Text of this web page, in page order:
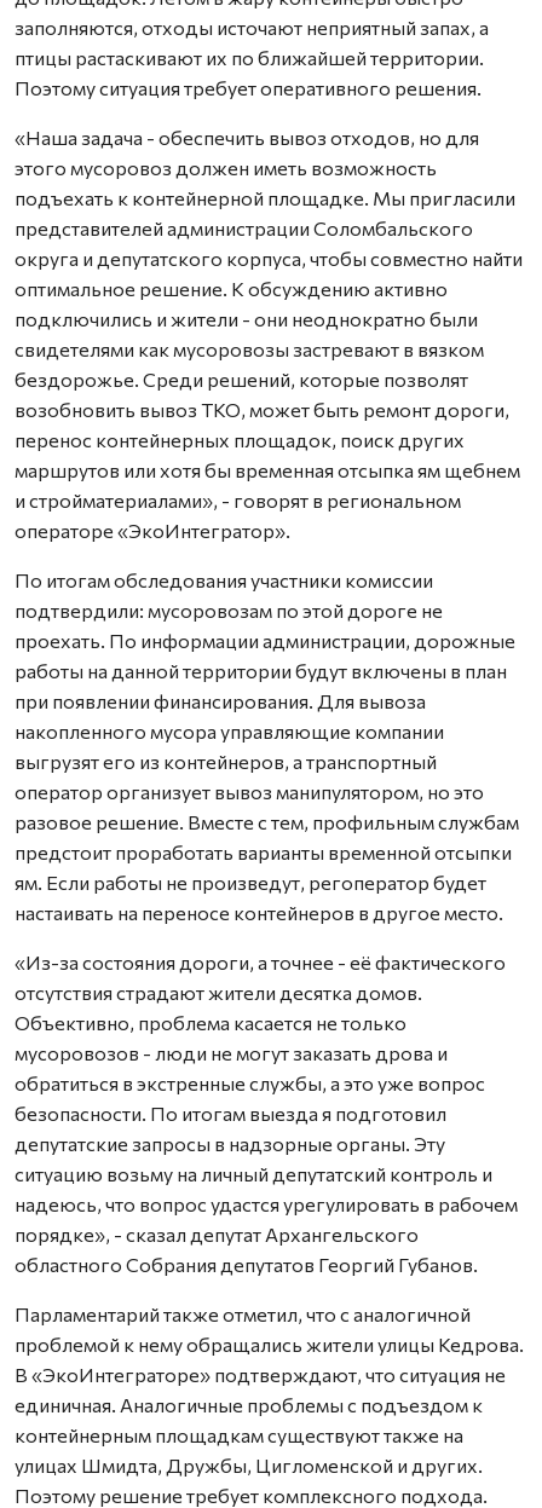
заполняются, отходы источают неприятный запах, а
птицы растаскивают их по ближайшей территории.
Поэтому ситуация требует оперативного решения.
«Наша задача - обеспечить вывоз отходов, но для
этого мусоровоз должен иметь возможность
подъехать к контейнерной площадке. Мы пригласили
представителей администрации Соломбальского
округа и депутатского корпуса, чтобы совместно найти
оптимальное решение. К обсуждению активно
подключились и жители - они неоднократно были
свидетелями как мусоровозы застревают в вязком
бездорожье. Среди решений, которые позволят
возобновить вывоз ТКО, может быть ремонт дороги,
перенос контейнерных площадок, поиск других
маршрутов или хотя бы временная отсыпка ям щебнем
и стройматериалами», - говорят в региональном
операторе «ЭкоИнтегратор».
По итогам обследования участники комиссии
подтвердили: мусоровозам по этой дороге не
проехать. По информации администрации, дорожные
работы на данной территории будут включены в план
при появлении финансирования. Для вывоза
накопленного мусора управляющие компании
выгрузят его из контейнеров, а транспортный
оператор организует вывоз манипулятором, но это
разовое решение. Вместе с тем, профильным службам
предстоит проработать варианты временной отсыпки
ям. Если работы не произведут, регоператор будет
настаивать на переносе контейнеров в другое место.
«Из-за состояния дороги, а точнее - её фактического
отсутствия страдают жители десятка домов.
Объективно, проблема касается не только
мусоровозов - люди не могут заказать дрова и
обратиться в экстренные службы, а это уже вопрос
безопасности. По итогам выезда я подготовил
депутатские запросы в надзорные органы. Эту
ситуацию возьму на личный депутатский контроль и
надеюсь, что вопрос удастся урегулировать в рабочем
порядке», - сказал депутат Архангельского
областного Собрания депутатов Георгий Губанов.
Парламентарий также отметил, что с аналогичной
проблемой к нему обращались жители улицы Кедрова.
В «ЭкоИнтеграторе» подтверждают, что ситуация не
единичная. Аналогичные проблемы с подъездом к
контейнерным площадкам существуют также на
улицах Шмидта, Дружбы, Цигломенской и других.
Поэтому решение требует комплексного подхода.